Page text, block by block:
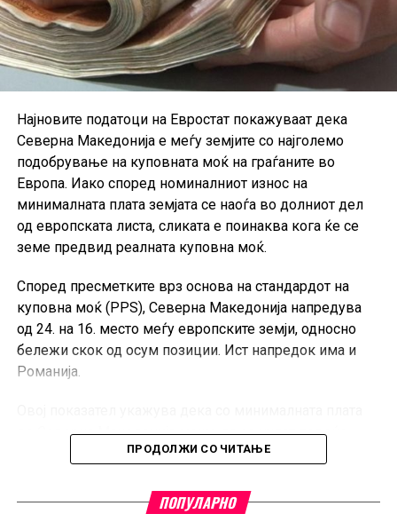
поскапе за 0,8 отсто на 77,91 долари за барел, додека
Brent порасна за 1,1 отсто на 83,40 долари.
На азиските пазари движењата беа различни.
Јапонскиот Nikkei 225 заврши со раст од 0,12 отсто,
кинескиот CSI 300 порасна за 0,93 отсто.
Во фокусот на инвеститорите денес е извештајот за
американскиот пазар на труд. Се очекува бројот на
новоотворени работни места надвор од
земјоделскиот сектор во јули да порасне за околу
83.000, додека стапката на невработеност да остане
Инвеститорите внимателно ќе ги следат и податоците
за растот на платите и учеството на работоспособното
население на пазарот на труд, бидејќи тие може да
влијаат врз очекувањата за идните потези на
Најновите податоци на Евростат покажуваат дека
Северна Македонија е меѓу земјите со најголемо
подобрување на куповната моќ на граѓаните во
Европа. Иако според номиналниот износ на
минималната плата земјата се наоѓа во долниот дел
од европската листа, сликата е поинаква кога ќе се
земе предвид реалната куповна моќ.
Според пресметките врз основа на стандардот на
куповна моќ (PPS), Северна Македонија напредува
од 24. на 16. место меѓу европските земји, односно
бележи скок од осум позиции. Ист напредок има и
Романија.
во Северна Македонија може да се купат повеќе
производи и услуги отколку што би можело да се
ПРОДОЛЖИ СО ЧИТАЊЕ
ПОПУЛАРНО